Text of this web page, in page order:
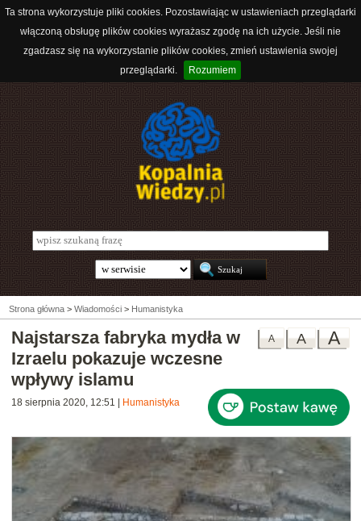
Ta strona wykorzystuje pliki cookies. Pozostawiając w ustawieniach przeglądarki
włączoną obsługę plików cookies wyrażasz zgodę na ich użycie. Jeśli nie
zgadzasz się na wykorzystanie plików cookies, zmień ustawienia swojej
przeglądarki.
Rozumiem
Strona główna > Wiadomości > Humanistyka
A
A
A
Najstarsza fabryka mydła w
Izraelu pokazuje wczesne
wpływy islamu
18 sierpnia 2020, 12:51 Humanistyka